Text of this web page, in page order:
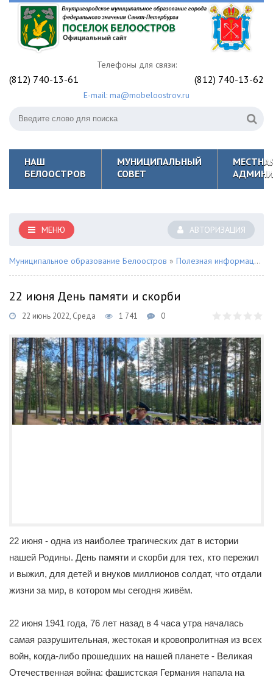
Телефоны для связи:
(812) 740-13-61 (812) 740-13-62
E-mail: ma@mobeloostrov.ru
НАШ
БЕЛООСТРОВ
МУНИЦИПАЛЬНЫЙ
СОВЕТ
АВТОРИЗАЦИЯ
МЕНЮ
Муниципальное образование Белоостров » Полезная информация для жителей
22 июня День памяти и скорби
22 июнь 2022, Среда 1 741 0
22 июня - одна из наиболее трагических дат в истории
нашей Родины. День памяти и скорби для тех, кто пережил
и выжил, для детей и внуков миллионов солдат, что отдали
жизни за мир, в котором мы сегодня живём.
22 июня 1941 года, 76 лет назад в 4 часа утра началась
самая разрушительная, жестокая и кровопролитная из всех
войн, когда-либо прошедших на нашей планете - Великая
Отечественная война: фашистская Германия напала на